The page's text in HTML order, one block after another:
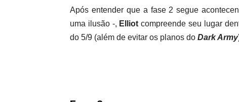
Após entender que a fase 2 segue
uma ilusão -, Elliot compreende seu lugar
do 5/9 (além de evitar os planos do Dark Army